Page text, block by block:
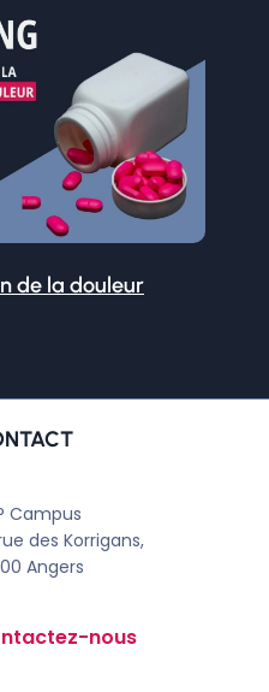
de la douleur
Campus
des Korrigans,
Angers
nous